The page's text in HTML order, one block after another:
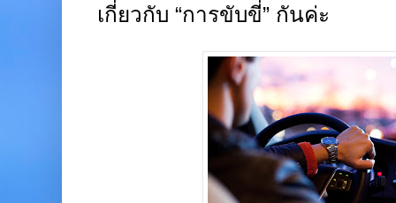
เกี่ยวกับ “การขับขี่” กันค่ะ